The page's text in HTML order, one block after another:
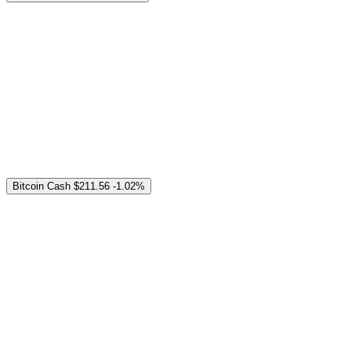
Bitcoin Cash $211.56 -1.02%